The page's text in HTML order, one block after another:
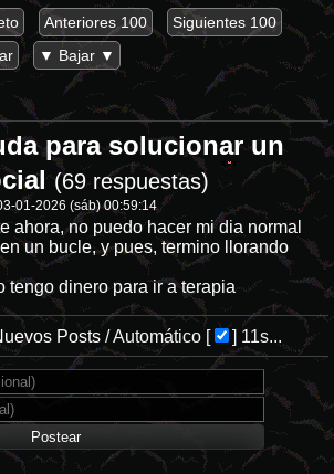
Anteriores 100
Siguientes 100
▼ Bajar ▼
para solucionar un
(69 respuestas)
01-2026 (sáb) 00:59:14
ahora, no puedo hacer mi dia normal
un bucle, y pues, termino llorando
tengo dinero para ir a terapia
Posts/Automático[ ] 11s...